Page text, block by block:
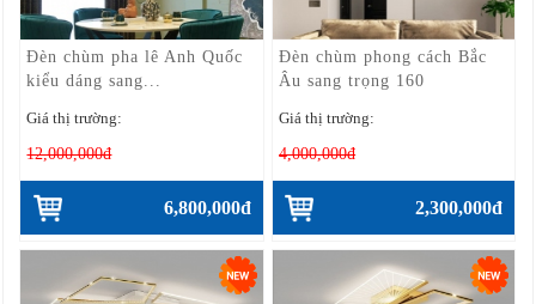
Đèn chùm pha lê Anh Quốc
kiểu dáng sang...
Giá thị trường:
12,000,000đ
6,800,000đ
Đèn chùm phong cách Bắc
Âu sang trọng 160
Giá thị trường:
4,000,000đ
2,300,000đ